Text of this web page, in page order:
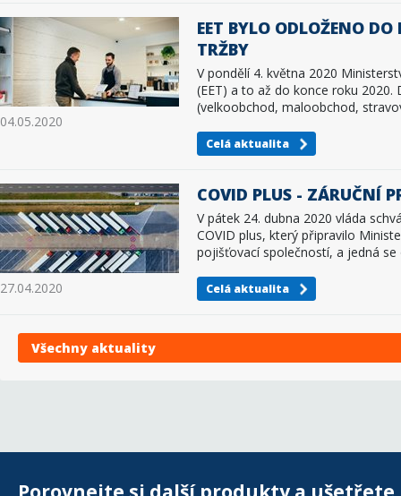
EET BYLO ODLOŽENO
TRŽBY
04.05.2020
V pondělí 4. května 2020
(EET) a to až do konce roku
(velkoobchod, maloobchod,
Celá aktualita
COVID PLUS - ZÁRUČNÍ
27.04.2020
V pátek 24. dubna 2020 vláda
COVID plus, který připravilo
pojišťovací společností, a jedná
Celá aktualita
Všechny aktuality